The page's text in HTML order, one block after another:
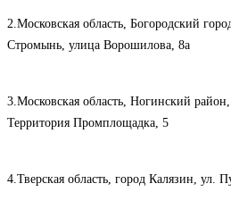
2.Московская область, Богородский
Стромынь, улица Ворошилова, 8а
3.Московская область, Ногинский район,
Территория Промплощадка, 5
4.Тверская область, город Калязин, ул.